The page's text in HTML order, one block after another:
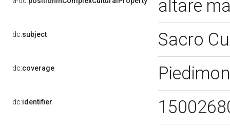
altare
dc:subject Sacro
dc:coverage
dc:identifier